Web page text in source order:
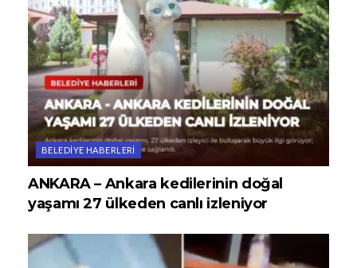
BELEDIYE HABERLERI
ANKARA – Ankara kedilerinin doğal
yaşamı 27 ülkeden canlı izleniyor